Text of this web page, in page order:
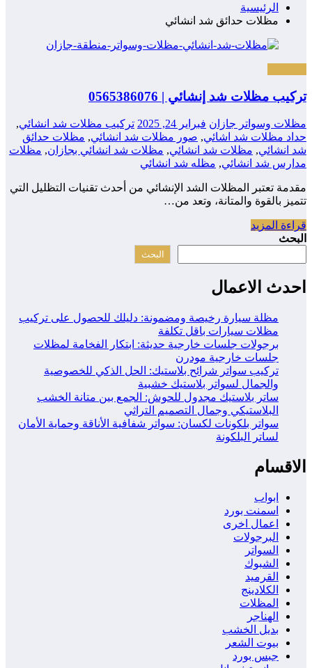
الرئيسية
مظلات حدائق شد انشائي
تركيب مظلات شد إنشائي | 0565386076
مظلات وسواتر جازان فبراير 24, 2025 تركيب مظلات شد انشائي,
حداد مظلات شد اشائي, صور مظلات شد انشائي, مظلات حدائق
شد انشائي, مظلات شد انشائي, مظلات شد انشائي بجازان, مظلات
مدارس شد انشائي, مظله شد انشائي
مقدمة تعتبر المظلات الشد الإنشائي من أحدث تقنيات التظليل التي
تتميز بالقوة والمتانة، وتعد من…
قراءة المزيد
البحث
البحث
احدث الاعمال
مظلة سيارة رخيصة ومضمونة: دليلك للحصول على تركيب
مظلات سيارات باقل تكلفة
برجولات جلسات خارجية حديثة: ابتكار الفخامة لمظلات
جلسات خارجية مودرن
تركيب سواتر شرائح بلاستيك: الحل الذكي للخصوصية
والجمال لسواتر بلاستيك خشبية
ساتر بلاستيك مجدول للحوش: الجمع بين متانة الخشب
البلاستيكي وجمال التصميم التراثي
سواتر بلكونات لكسان: سواتر شفافية الأناقة وحماية الأمان
لساتر البلكونة
الاقسام
ابواب
اسمنت بورد
اعمال اخرى
البرجولات
السواتر
الشبوك
القرميد
الكلادينج
المظلات
الهناجر
بديل الخشب
بيوت الشعر
جبس بورد